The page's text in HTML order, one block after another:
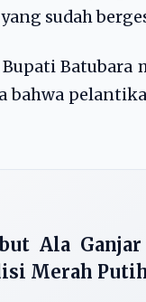
sudah
Batubara
bahwa
Ala
Merah